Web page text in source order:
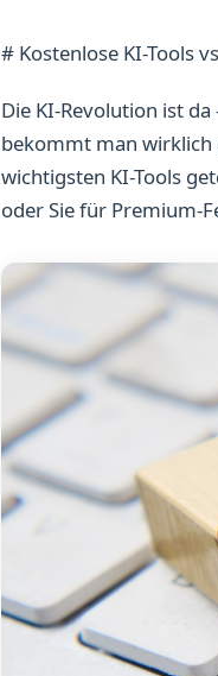
# Kostenlose KI-Tools
Die KI-Revolution ist
bekommt man wirklich
wichtigsten KI-Tools
oder Sie für Premium-